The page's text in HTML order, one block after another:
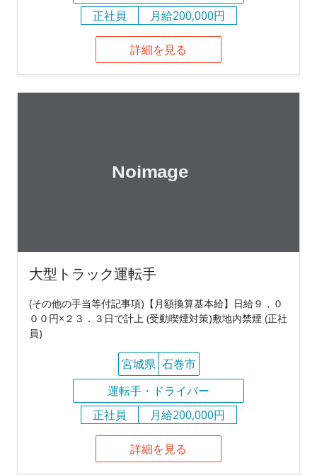
正社員
月給200,000円
詳細を見る
大型トラック運転手
(その他の手当等付記事項)【月額換算基本給】日給９，０
００円×２３．３日で計上 (受動喫煙対策)敷地内禁煙 (正社
員)
宮城県 石巻市
運転手・ドライバー
正社員
月給200,000円
詳細を見る